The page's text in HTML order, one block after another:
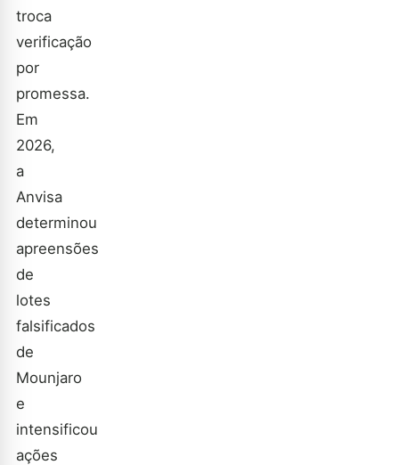
troca
verificação
por
promessa.
Em
2026,
a
Anvisa
determinou
apreensões
de
lotes
falsificados
de
Mounjaro
e
intensificou
ações